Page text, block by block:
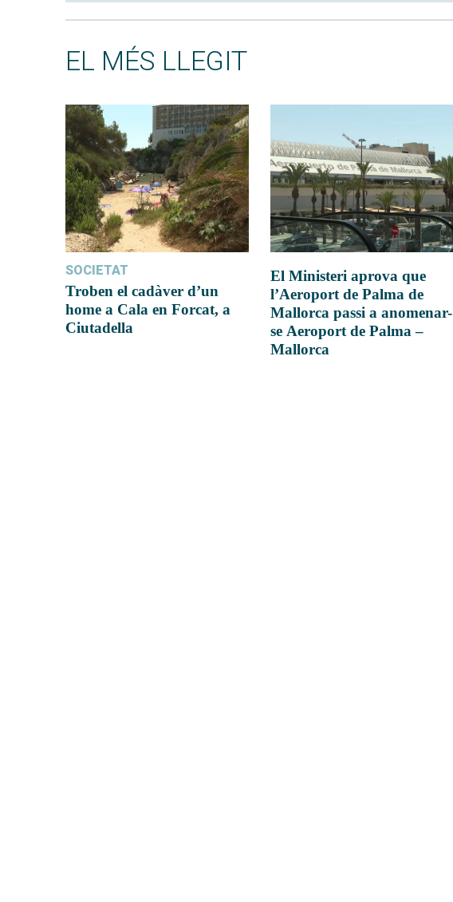
EL MÉS LLEGIT
SOCIETAT
Troben el cadàver d’un
home a Cala en Forcat, a
Ciutadella
El Ministeri aprova que
l’Aeroport de Palma de
Mallorca passi a anomenar-
se Aeroport de Palma –
Mallorca